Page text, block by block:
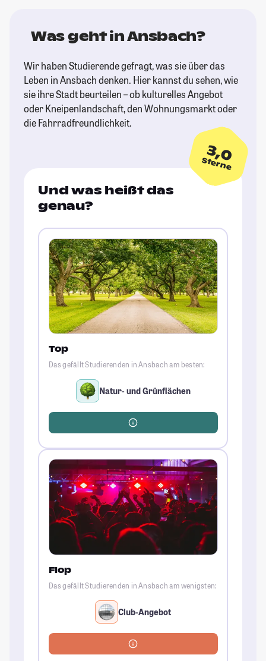
Was geht in Ansbach?
Wir haben Studierende gefragt, was sie über das
Leben in Ansbach denken. Hier kannst du sehen, wie
sie ihre Stadt beurteilen – ob kulturelles Angebot
oder Kneipenlandschaft, den Wohnungsmarkt oder
die Fahrradfreundlichkeit.
3,0
Sterne
Und was heißt das
genau?
Top
Das gefällt Studierenden in Ansbach am besten:
Natur- und Grünflächen
Flop
Das gefällt Studierenden in Ansbach am wenigsten:
Club-Angebot